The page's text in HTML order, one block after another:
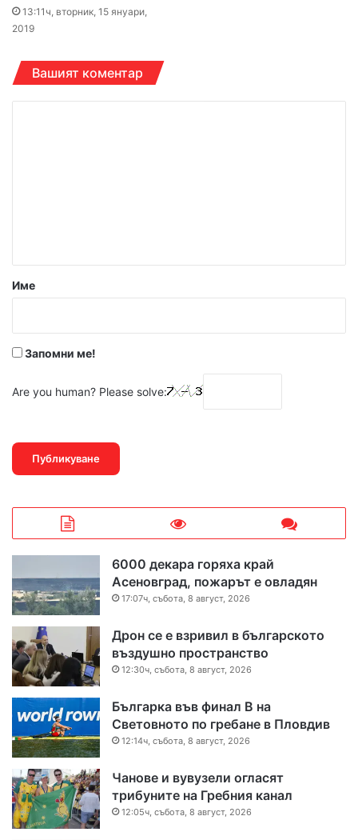
13:11ч, вторник, 15 януари,
2019
Вашият коментар
р
Име
Запомни ме!
Are you human? Please solve:
6000 декара горяха край
Асеновград, пожарът е овладян
17:07ч, събота, 8 август, 2026
Дрон се е взривил в българското
въздушно пространство
12:30ч, събота, 8 август, 2026
Българка във финал B на
Световното по гребане в Пловдив
12:14ч, събота, 8 август, 2026
Чанове и вувузели огласят
трибуните на Гребния канал
12:05ч, събота, 8 август, 2026